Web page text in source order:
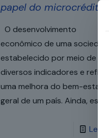
papel do microcrédito?
O desenvolvimento
econômico de uma
estabelecido por meio de
diversos indicadores e reflete
uma melhora do bem-estar
geral de um país. Ainda, essa
Leia